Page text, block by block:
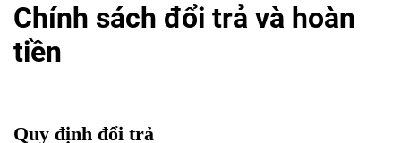
Chính sách đổi trả và hoàn
tiền
Quy định đổi trả